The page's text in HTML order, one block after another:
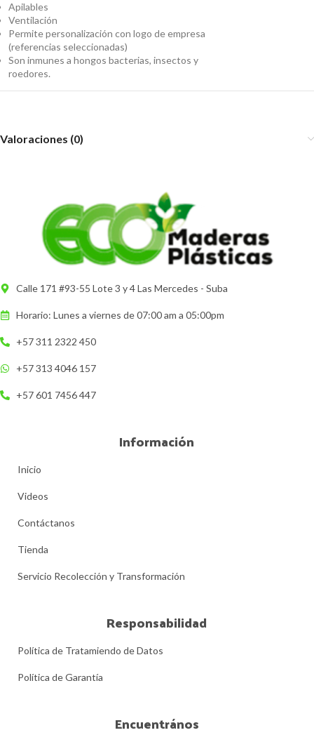
Apilables
Ventilación
Permite personalización con logo de empresa
(referencias seleccionadas)
Son inmunes a hongos bacterias, insectos y
roedores.
Valoraciones (0)
Calle 171 #93-55 Lote 3 y 4 Las Mercedes - Suba
Horario: Lunes a viernes de 07:00 am a 05:00pm
+57 311 2322 450
+57 313 4046 157
+57 601 7456 447
Información
Inicio
Videos
Contáctanos
Tienda
Servicio Recolección y Transformación
Responsabilidad
Política de Tratamiendo de Datos
Política de Garantía
Encuentrános